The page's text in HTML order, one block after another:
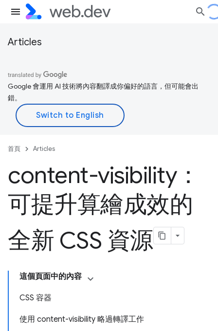
Articles
Google 會運用 AI 技術將內容翻譯成你偏好的語言，但可能會出
錯。
首頁 Articles
content-visibility：
可提升算繪成效的
全新 CSS 資源
這個頁面中的內容
CSS 容器
使用 content-visibility 略過轉譯工作